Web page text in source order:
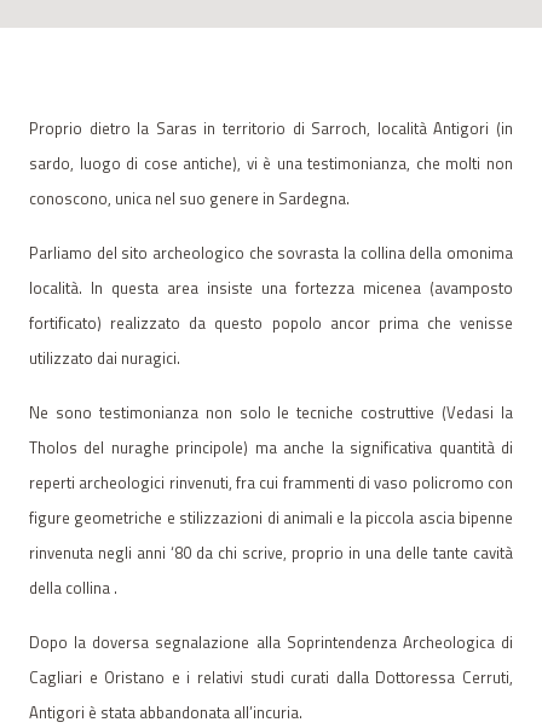
Proprio dietro la Saras in territorio di Sarroch, località Antigori (in
sardo, luogo di cose antiche), vi è una testimonianza, che molti non
conoscono, unica nel suo genere in Sardegna.
Parliamo del sito archeologico che sovrasta la collina della omonima
località. In questa area insiste una fortezza micenea (avamposto
fortificato) realizzato da questo popolo ancor prima che venisse
utilizzato dai nuragici.
Ne sono testimonianza non solo le tecniche costruttive (Vedasi la
Tholos del nuraghe principole) ma anche la significativa quantità di
reperti archeologici rinvenuti, fra cui frammenti di vaso policromo con
figure geometriche e stilizzazioni di animali e la piccola ascia bipenne
rinvenuta negli anni ‘80 da chi scrive, proprio in una delle tante cavità
della collina .
Dopo la doversa segnalazione alla Soprintendenza Archeologica di
Cagliari e Oristano e i relativi studi curati dalla Dottoressa Cerruti,
Antigori è stata abbandonata all’incuria.